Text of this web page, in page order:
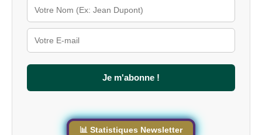
é
u
r
l
e
Je m'abonne !
📊 Statistiques Newsletter